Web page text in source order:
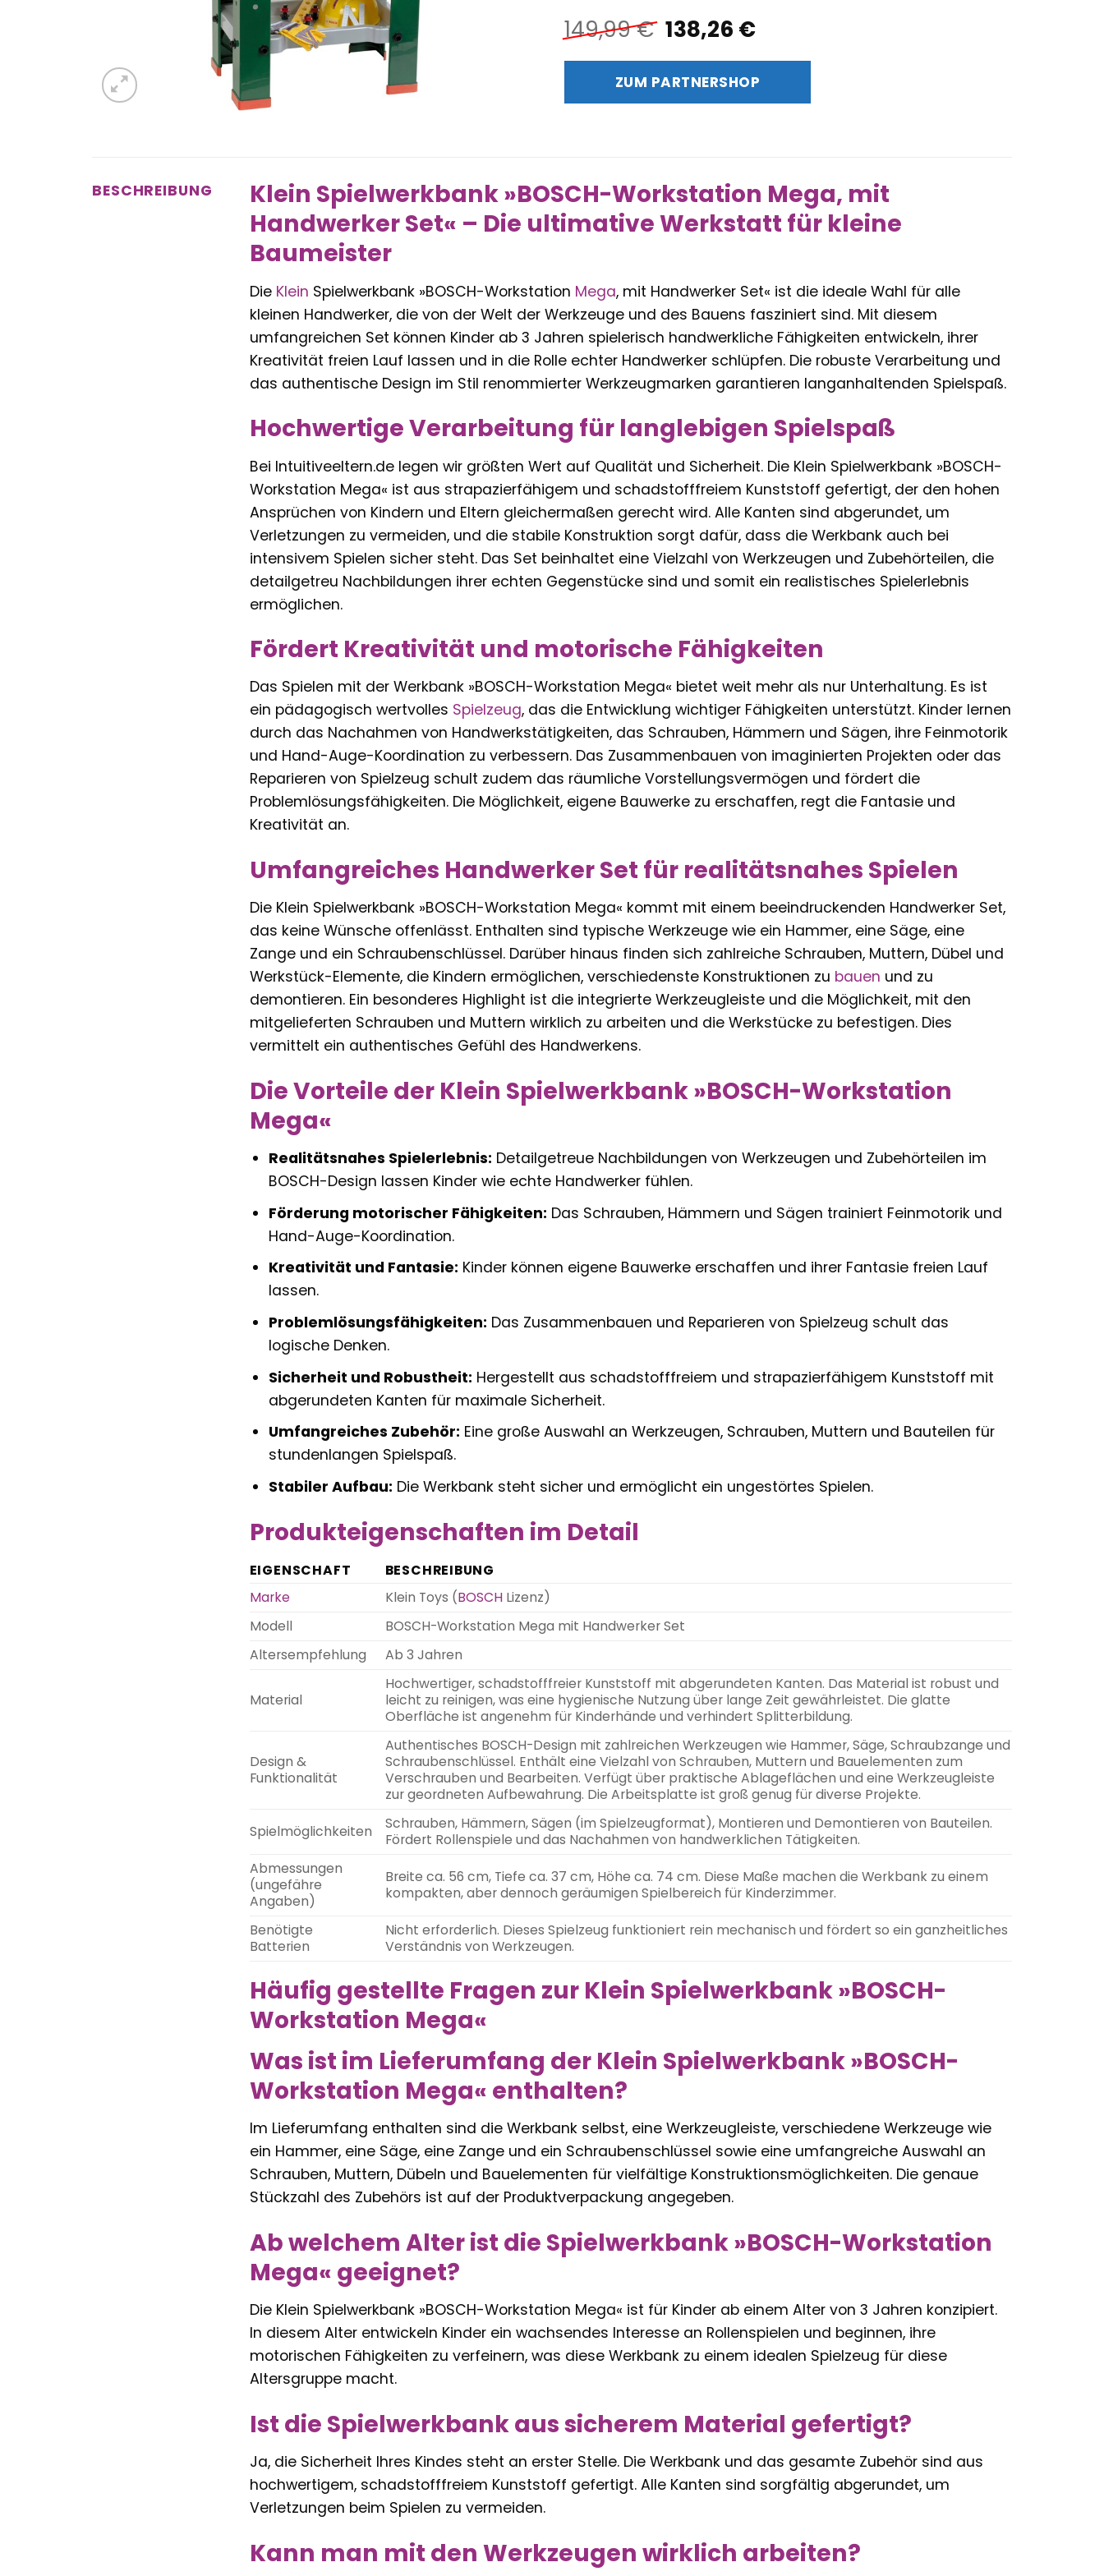
149,99€ Ursprünglicher
Preis
war:
149,99 €
138,26 €Aktueller
ist:
138,26 €.
ZUM PARTNERSHOP
BESCHREIBUNG
Klein Spielwerkbank »BOSCH-Workstation Mega, mit
Handwerker Set« – Die ultimative Werkstatt für kleine
Baumeister
Die Klein Spielwerkbank »BOSCH-Workstation Mega, mit Handwerker Set« ist die ideale Wahl für alle
kleinen Handwerker, die von der Welt der Werkzeuge und des Bauens fasziniert sind. Mit diesem
umfangreichen Set können Kinder ab 3 Jahren spielerisch handwerkliche Fähigkeiten entwickeln, ihrer
Kreativität freien Lauf lassen und in die Rolle echter Handwerker schlüpfen. Die robuste Verarbeitung und
das authentische Design im Stil renommierter Werkzeugmarken garantieren langanhaltenden Spielspaß.
Hochwertige Verarbeitung für langlebigen Spielspaß
Bei Intuitiveeltern.de legen wir größten Wert auf Qualität und Sicherheit. Die Klein Spielwerkbank »BOSCH-
Workstation Mega« ist aus strapazierfähigem und schadstofffreiem Kunststoff gefertigt, der den hohen
Ansprüchen von Kindern und Eltern gleichermaßen gerecht wird. Alle Kanten sind abgerundet, um
Verletzungen zu vermeiden, und die stabile Konstruktion sorgt dafür, dass die Werkbank auch bei
intensivem Spielen sicher steht. Das Set beinhaltet eine Vielzahl von Werkzeugen und Zubehörteilen, die
detailgetreu Nachbildungen ihrer echten Gegenstücke sind und somit ein realistisches Spielerlebnis
ermöglichen.
Fördert Kreativität und motorische Fähigkeiten
Das Spielen mit der Werkbank »BOSCH-Workstation Mega« bietet weit mehr als nur Unterhaltung. Es ist
ein pädagogisch wertvolles Spielzeug, das die Entwicklung wichtiger Fähigkeiten unterstützt. Kinder lernen
durch das Nachahmen von Handwerkstätigkeiten, das Schrauben, Hämmern und Sägen, ihre Feinmotorik
und Hand-Auge-Koordination zu verbessern. Das Zusammenbauen von imaginierten Projekten oder das
Reparieren von Spielzeug schult zudem das räumliche Vorstellungsvermögen und fördert die
Problemlösungsfähigkeiten. Die Möglichkeit, eigene Bauwerke zu erschaffen, regt die Fantasie und
Kreativität an.
Umfangreiches Handwerker Set für realitätsnahes Spielen
Die Klein Spielwerkbank »BOSCH-Workstation Mega« kommt mit einem beeindruckenden Handwerker Set,
das keine Wünsche offenlässt. Enthalten sind typische Werkzeuge wie ein Hammer, eine Säge, eine
Zange und ein Schraubenschlüssel. Darüber hinaus finden sich zahlreiche Schrauben, Muttern, Dübel und
Werkstück-Elemente, die Kindern ermöglichen, verschiedenste Konstruktionen zu bauen und zu
demontieren. Ein besonderes Highlight ist die integrierte Werkzeugleiste und die Möglichkeit, mit den
mitgelieferten Schrauben und Muttern wirklich zu arbeiten und die Werkstücke zu befestigen. Dies
vermittelt ein authentisches Gefühl des Handwerkens.
Die Vorteile der Klein Spielwerkbank »BOSCH-Workstation
Mega«
Realitätsnahes Spielerlebnis: Detailgetreue Nachbildungen von Werkzeugen und Zubehörteilen im
BOSCH-Design lassen Kinder wie echte Handwerker fühlen.
Förderung motorischer Fähigkeiten: Das Schrauben, Hämmern und Sägen trainiert Feinmotorik und
Hand-Auge-Koordination.
Kreativität und Fantasie: Kinder können eigene Bauwerke erschaffen und ihrer Fantasie freien Lauf
lassen.
Problemlösungsfähigkeiten: Das Zusammenbauen und Reparieren von Spielzeug schult das
logische Denken.
Sicherheit und Robustheit: Hergestellt aus schadstofffreiem und strapazierfähigem Kunststoff mit
abgerundeten Kanten für maximale Sicherheit.
Umfangreiches Zubehör: Eine große Auswahl an Werkzeugen, Schrauben, Muttern und Bauteilen für
stundenlangen Spielspaß.
Stabiler Aufbau: Die Werkbank steht sicher und ermöglicht ein ungestörtes Spielen.
Produkteigenschaften im Detail
EIGENSCHAFT
BESCHREIBUNG
Marke
Klein Toys (BOSCHLizenz)
Modell
BOSCH-Workstation Mega mit Handwerker Set
Altersempfehlung
Ab 3 Jahren
Material
Hochwertiger, schadstofffreier Kunststoff mit abgerundeten Kanten. Das Material ist robust und
leicht zu reinigen, was eine hygienische Nutzung über lange Zeit gewährleistet. Die glatte
Oberfläche ist angenehm für Kinderhände und verhindert Splitterbildung.
Design &
Funktionalität
Authentisches BOSCH-Design mit zahlreichen Werkzeugen wie Hammer, Säge, Schraubzange und
Schraubenschlüssel. Enthält eine Vielzahl von Schrauben, Muttern und Bauelementen zum
Verschrauben und Bearbeiten. Verfügt über praktische Ablageflächen und eine Werkzeugleiste
zur geordneten Aufbewahrung. Die Arbeitsplatte ist groß genug für diverse Projekte.
Spielmöglichkeiten
Schrauben, Hämmern, Sägen (im Spielzeugformat), Montieren und Demontieren von Bauteilen.
Fördert Rollenspiele und das Nachahmen von handwerklichen Tätigkeiten.
Abmessungen
(ungefähre
Angaben)
Breite ca. 56 cm, Tiefe ca. 37 cm, Höhe ca. 74 cm. Diese Maße machen die Werkbank zu einem
kompakten, aber dennoch geräumigen Spielbereich für Kinderzimmer.
Benötigte
Batterien
Nicht erforderlich. Dieses Spielzeug funktioniert rein mechanisch und fördert so ein ganzheitliches
Verständnis von Werkzeugen.
Häufig gestellte Fragen zur Klein Spielwerkbank »BOSCH-
Workstation Mega«
Was ist im Lieferumfang der Klein Spielwerkbank »BOSCH-
Workstation Mega« enthalten?
Im Lieferumfang enthalten sind die Werkbank selbst, eine Werkzeugleiste, verschiedene Werkzeuge wie
ein Hammer, eine Säge, eine Zange und ein Schraubenschlüssel sowie eine umfangreiche Auswahl an
Schrauben, Muttern, Dübeln und Bauelementen für vielfältige Konstruktionsmöglichkeiten. Die genaue
Stückzahl des Zubehörs ist auf der Produktverpackung angegeben.
Ab welchem Alter ist die Spielwerkbank »BOSCH-Workstation
Mega« geeignet?
Die Klein Spielwerkbank »BOSCH-Workstation Mega« ist für Kinder ab einem Alter von 3 Jahren konzipiert.
In diesem Alter entwickeln Kinder ein wachsendes Interesse an Rollenspielen und beginnen, ihre
motorischen Fähigkeiten zu verfeinern, was diese Werkbank zu einem idealen Spielzeug für diese
Altersgruppe macht.
Ist die Spielwerkbank aus sicherem Material gefertigt?
Ja, die Sicherheit Ihres Kindes steht an erster Stelle. Die Werkbank und das gesamte Zubehör sind aus
hochwertigem, schadstofffreiem Kunststoff gefertigt. Alle Kanten sind sorgfältig abgerundet, um
Verletzungen beim Spielen zu vermeiden.
Kann man mit den Werkzeugen wirklich arbeiten?